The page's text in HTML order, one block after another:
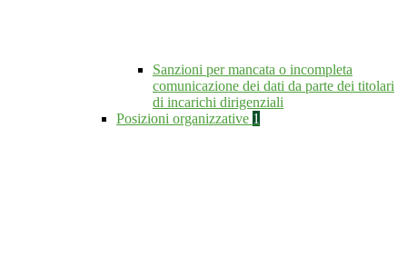
Sanzioni per mancata o incompleta
comunicazione dei dati da parte dei titolari
di incarichi dirigenziali
Posizioni organizzative 1